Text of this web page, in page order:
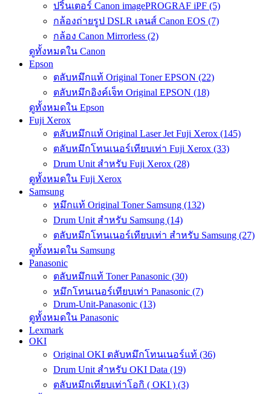
ปริ้นเตอร์ Canon imagePROGRAF iPF (5)
กล้องถ่ายรูป DSLR เลนส์ Canon EOS (7)
กล้อง Canon Mirrorless (2)
ดูทั้งหมดใน Canon
Epson
ตลับหมึกแท้ Original Toner EPSON (22)
ตลับหมึกอิงค์เจ็ท Original EPSON (18)
ดูทั้งหมดใน Epson
Fuji Xerox
ตลับหมึกแท้ Original Laser Jet Fuji Xerox (145)
ตลับหมึกโทนเนอร์เทียบเท่า Fuji Xerox (33)
Drum Unit สำหรับ Fuji Xerox (28)
ดูทั้งหมดใน Fuji Xerox
Samsung
หมึกแท้ Original Toner Samsung (132)
Drum Unit สำหรับ Samsung (14)
ตลับหมึกโทนเนอร์เทียบเท่า สำหรับ Samsung (27)
ดูทั้งหมดใน Samsung
Panasonic
ตลับหมึกแท้ Toner Panasonic (30)
หมึกโทนเนอร์เทียบเท่า Panasonic (7)
Drum-Unit-Panasonic (13)
ดูทั้งหมดใน Panasonic
Lexmark
OKI
Original OKI ตลับหมึกโทนเนอร์แท้ (36)
Drum Unit สำหรับ OKI Data (19)
ตลับหมึกเทียบเท่าโอกิ ( OKI ) (3)